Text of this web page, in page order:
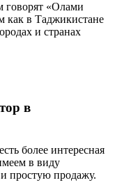
говорят «Олами
как в Таджикистане
и странах
в
более интересная
в виду
простую продажу.